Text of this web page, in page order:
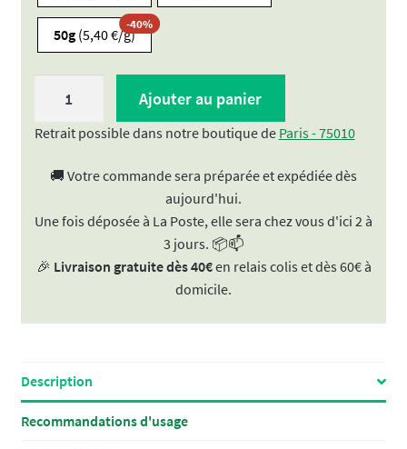
50g(5,40 €/g)
-40%
Fleur
Orange
-
Ajouter au panier
Retrait possible dans notre boutique de Paris - 75010
🚚 Votre commande sera préparée et expédiée dès
aujourd'hui.
Une fois déposée à La Poste, elle sera chez vous d'ici 2 à
3 jours. 📦📫
🎉 Livraison gratuite dès 40€en relais colis et dès 60€ à
domicile.
Description
Recommandations d'usage